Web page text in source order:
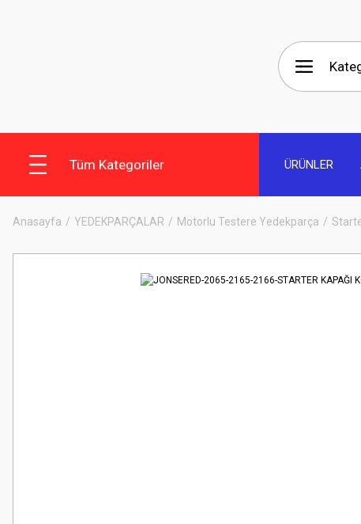
Tüm Kategoriler ÜRÜNLER
Anasayfa YEDEKPARÇALAR Motorlu Testere Yedekparça